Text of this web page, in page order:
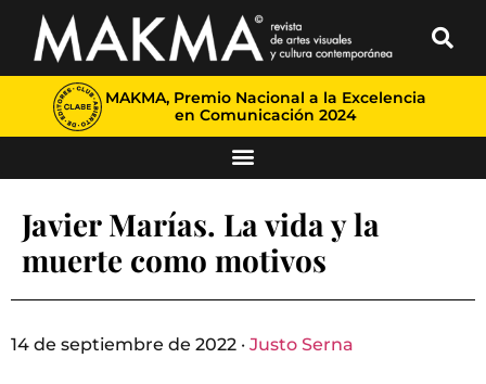
MAKMA, Premio Nacional a la Excelencia
en Comunicación 2024
Javier Marías. La vida y la
muerte como motivos
14 de septiembre de 2022 · Justo Serna